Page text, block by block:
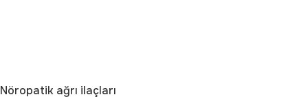
Nöropatik ağrı ilaçları